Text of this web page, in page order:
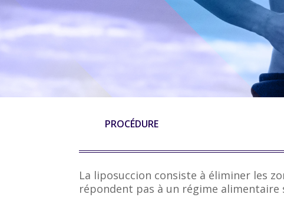
PROCÉDURE
La liposuccion consiste à éliminer les
répondent pas à un régime alimentaire